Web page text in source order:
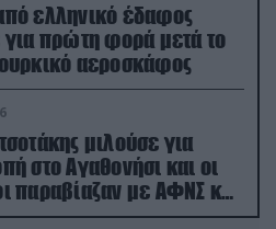
ελληνικό έδαφος
για πρώτη φορά μετά το
αεροσκάφος
μιλούσε για
στο Αγαθονήσι και οι
παραβίαζαν με ΑΦΝΣ και